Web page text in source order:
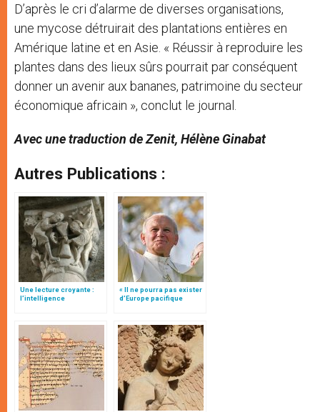
D’après le cri d’alarme de diverses organisations,
une mycose détruirait des plantations entières en
Amérique latine et en Asie. « Réussir à reproduire les
plantes dans des lieux sûrs pourrait par conséquent
donner un avenir aux bananes, patrimoine du secteur
économique africain », conclut le journal.
Avec une traduction de Zenit, Hélène Ginabat
Autres Publications :
Une lecture croyante :
l’intelligence
« Il ne pourra pas exister
d’Europe pacifique